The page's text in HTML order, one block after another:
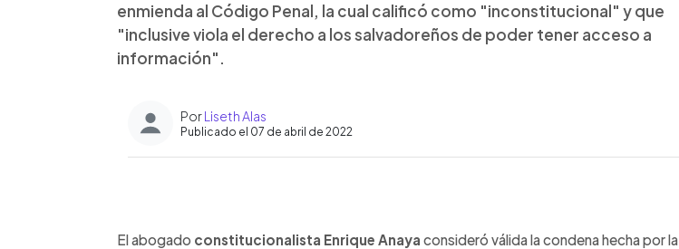
enmienda al Código Penal, la cual calificó como "inconstitucional" y que
"inclusive viola el derecho a los salvadoreños de poder tener acceso a
información".
PorLiseth Alas
Publicado el 07 de abril de 2022
► Escuchar artículo
El abogado constitucionalista Enrique Anaya consideró válida la condena hecha por la